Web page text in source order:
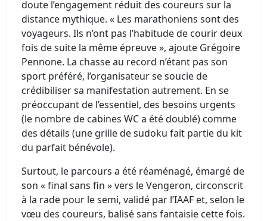
doute l’engagement réduit des coureurs sur la
distance mythique. « Les marathoniens sont des
voyageurs. Ils n’ont pas l’habitude de courir deux
fois de suite la même épreuve », ajoute Grégoire
Pennone. La chasse au record n’étant pas son
sport préféré, l’organisateur se soucie de
crédibiliser sa manifestation autrement. En se
préoccupant de l’essentiel, des besoins urgents
(le nombre de cabines WC a été doublé) comme
des détails (une grille de sudoku fait partie du kit
du parfait bénévole).
Surtout, le parcours a été réaménagé, émargé de
son « final sans fin » vers le Vengeron, circonscrit
à la rade pour le semi, validé par l’IAAF et, selon le
vœu des coureurs, balisé sans fantaisie cette fois.